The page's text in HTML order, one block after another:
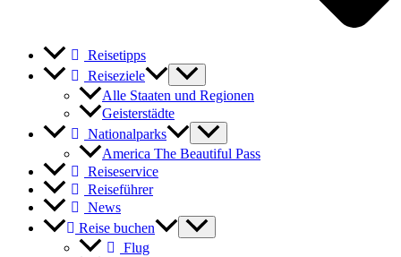
Reisetipps
Reiseziele
Alle Staaten und Regionen
Geisterstädte
Nationalparks
America The Beautiful Pass
Reiseservice
Reiseführer
News
Reise buchen
Flug